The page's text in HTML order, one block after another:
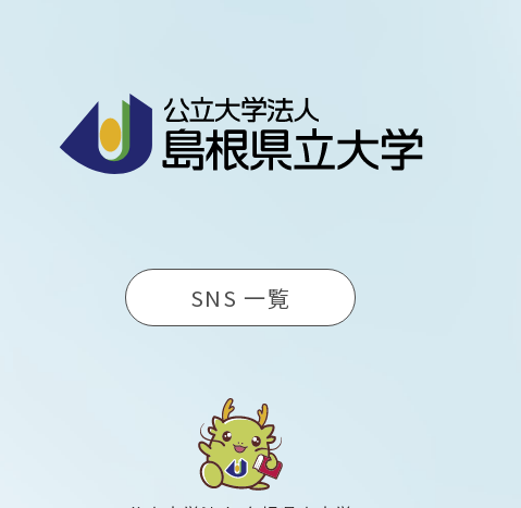
SNS 一覧